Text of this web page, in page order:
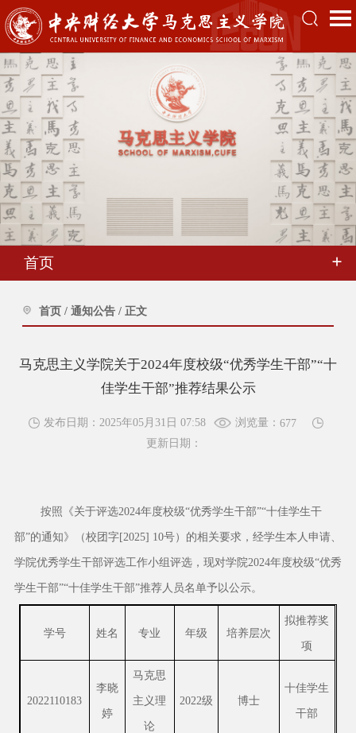
首页
首页 / 通知公告 / 正文
马克思主义学院关于2024年度校级“优秀学生干部”“十
佳学生干部”推荐结果公示
发布日期：2025年05月31日 07:58 浏览量： 677
更新日期：
按照《关于评选2024年度校级“优秀学生干部”“十佳学生干
部”的通知》（校团字[2025] 10号）的相关要求，经学生本人申请、
学院优秀学生干部评选工作小组评选，现对学院2024年度校级“优秀
学生干部”“十佳学生干部”推荐人员名单予以公示。
学号 姓名 专业 年级 培养层次
拟推荐奖
项
2022110183
李晓
婷
马克思
主义理
论
2022级 博士
十佳学生
干部